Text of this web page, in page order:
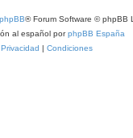
phpBB® Forum Software © phpBB
al español porphpBB España
Privacidad | Condiciones